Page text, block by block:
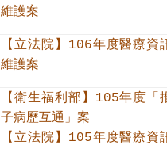
維護案
【立法院】106年度醫療資
維護案
【衛生福利部】105年度「
子病歷互通」案
【立法院】105年度醫療資